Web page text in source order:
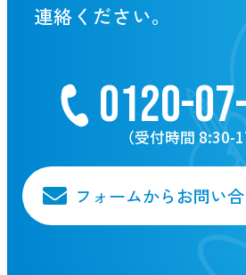
連絡ください。
0120-
（受付時間 8:30-
フォームからお問い